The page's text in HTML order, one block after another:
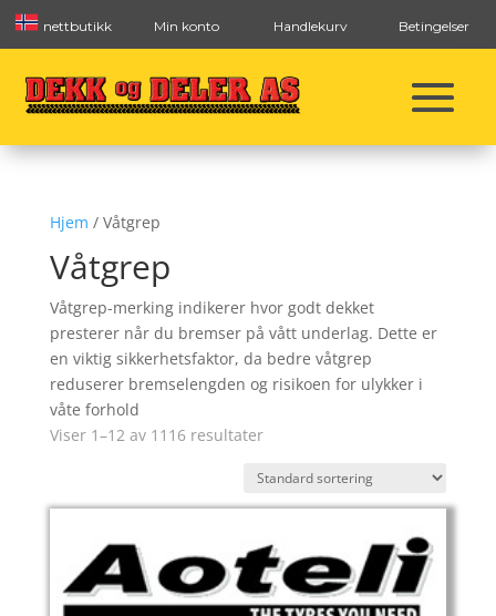
nettbutikk Min konto Handlekurv Betingelser
Hjem / Våtgrep
Våtgrep
Våtgrep-merking indikerer hvor godt dekket
presterer når du bremser på vått underlag. Dette er
en viktig sikkerhetsfaktor, da bedre våtgrep
reduserer bremselengden og risikoen for ulykker i
våte forhold
Viser 1–12 av 1116 resultater